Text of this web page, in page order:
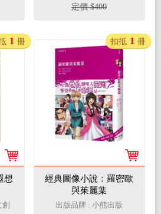
定價 $400
想
1 冊
經典圖像小說：羅密歐
與茱麗葉
出版品牌 : 小熊出版
扣抵 1 冊